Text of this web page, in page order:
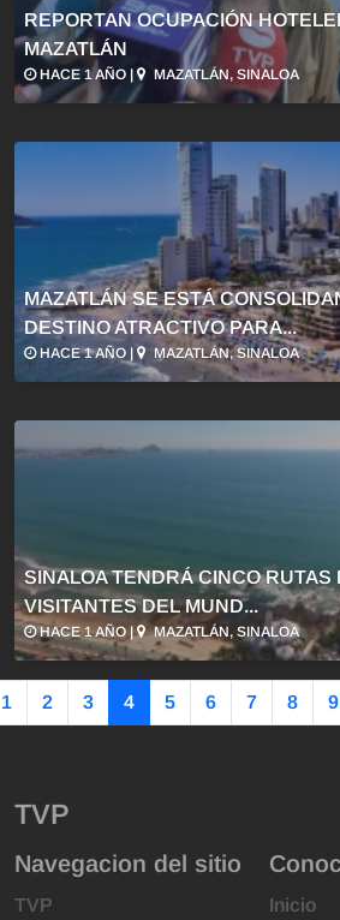
REPORTAN OCUPACIÓN
MAZATLÁN
HACE 1 AÑO | MAZATLÁN, SINALOA
MAZATLÁN SE ESTÁ
DESTINO ATRACTIVO PARA...
HACE 1 AÑO | MAZATLÁN, SINALOA
SINALOA TENDRÁ CINCO RUTAS
VISITANTES DEL MUND...
HACE 1 AÑO | MAZATLÁN, SINALOA
1 2 3 4 5 6 7 8 9
TVP
Navegacion del sitio
TVP Inicio